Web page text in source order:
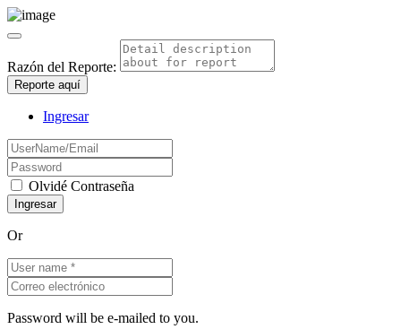
Razón del Reporte:
Reporte aquí
Ingresar
Olvidé Contraseña
Or
Password will be e-mailed to you.